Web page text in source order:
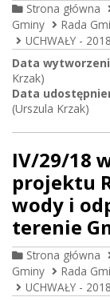
Strona główna
Gminy
Rada
UCHWAŁY - 2018
Data
Krzak)
Data
(Urszula Krzak)
IV/29/18
projektu
wody i
terenie
Strona główna
Gminy
Rada
UCHWAŁY - 2018